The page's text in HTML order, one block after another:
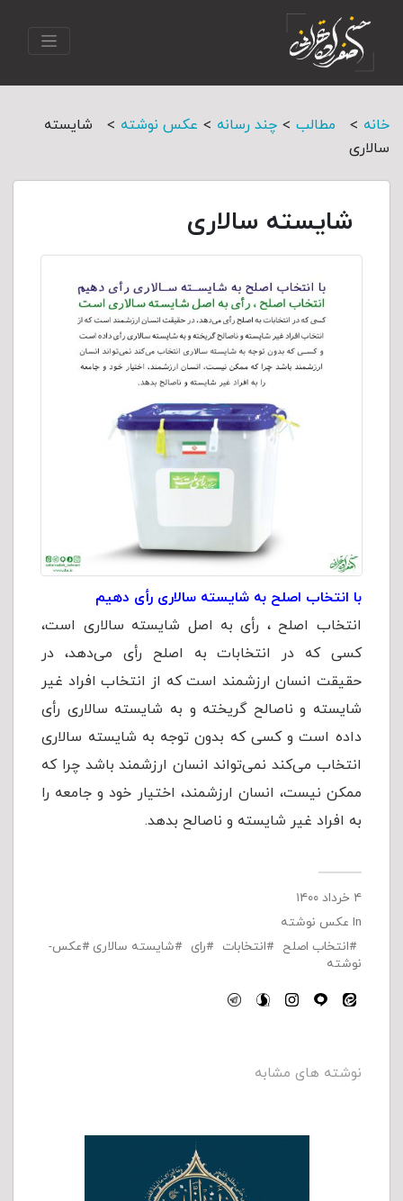
خانه > مطالب > چند رسانه > عکس نوشته >
شایسته
سالاری
شایسته سالاری
با انتخاب اصلح به شایسته سالاری رأی دهیم
انتخاب اصلح ، رأی به اصل شایسته سالاری است،
کسی که در انتخابات به اصلح رأی می‌دهد، در
حقیقت انسان ارزشمند است که از انتخاب افراد غیر
شایسته و ناصالح گریخته و به شایسته سالاری رأی
داده است و کسی که بدون توجه به شایسته سالاری
انتخاب می‌کند نمی‌تواند انسان ارزشمند باشد چرا که
ممکن نیست، انسان ارزشمند، اختیار خود و جامعه را
به افراد غیر شایسته و ناصالح بدهد.
۴ خرداد ۱۴۰۰
In عکس نوشته
انتخاب اصلح
انتخابات رای شایسته سالاری
عکس-
نوشته
نوشته های مشابه